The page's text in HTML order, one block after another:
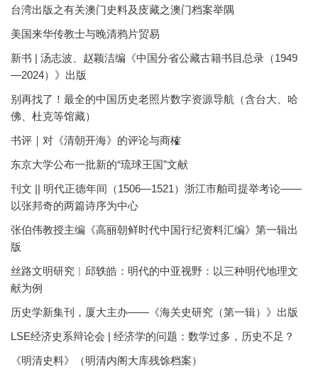
台湾出版之有关澳门史料及庋藏之澳门档案举隅
美国来华传教士与晚清鸦片贸易
新书 | 汤志波、赵颖洁编《中国分省公藏古籍书目总录（1949
—2024）》出版
别再找了！最全的中国历史老照片数字资源导航（含台大、哈
佛、杜克等馆藏）
书评｜对《清朝开海》的评论与商榷
东京大学公布一批新的“琉球王国”文献
刊文 || 明代正德年间（1506—1521）浙江市舶司提举考论——
以张邦奇的两篇诗序为中心
张伯伟教授主编《高丽朝鲜时代中国行纪资料汇编》第一辑出
版
丝路文明研究︱邱轶皓：明代的中亚视野：以三种明代地理文
献为例
历史学新集刊，厦大主办——《海关史研究（第一辑）》出版
LSE经济史系辩论会 | 经济学的问题：数学过多，历史不足？
《明清史料》（明清内阁大库残馀档案）